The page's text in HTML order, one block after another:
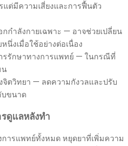
ต่มีความเสี่ยงและการฟื้นตัว
กำลังกายเฉพาะ — อาจช่วยเปลี่ยน
นึ่งเมื่อใช้อย่างต่อเนื่อง
รรักษาทางการแพทย์ — ในกรณีที่
น
จิตวิทยา — ลดความกังวลและปรับ
บขนาด
ดูแลหลังทำ
ารแพทย์ทั้งหมด หยุดยาที่เพิ่มความ